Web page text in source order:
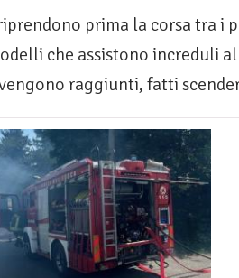
prima la corsa tra
che assistono increduli
raggiunti, fatti